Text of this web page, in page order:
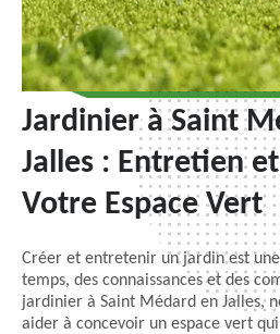
Jardinier à Saint
Jalles : Entretien
Votre Espace Vert
Créer et entretenir un jardin est
temps, des connaissances et des
jardinier à Saint Médard en Jalles,
aider à concevoir un espace vert